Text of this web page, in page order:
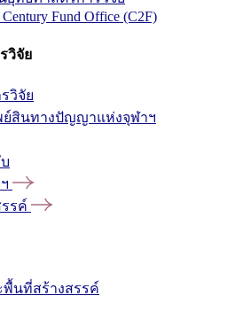
Century Fund Office (C2F)
วิจัย
วิจัย
สินทางปัญญาแห่งจุฬาฯ
รค์
นที่สร้างสรรค์